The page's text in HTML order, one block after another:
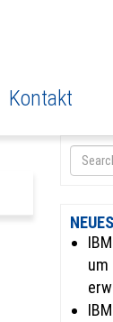
Kontakt
for
um